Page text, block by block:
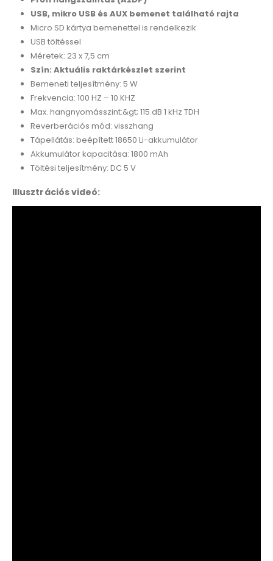
USB, mikro USB és AUX bemenet található rajta
Micro SD kártya bemenettel is rendelkezik
USB töltéssel
Méretek: 23 x 7,5 cm
Szín: Aktuális raktárkészlet szerint
Bemeneti teljesítmény: 5 W
Frekvencia: 100 HZ – 10 KHZ
Max. hangnyomásszint:&gt; 115 dB 1 kHz TDH
Reverberációs mód: visszhang
Tápellátás: beépített 18650 Li-akkumulátor
Akkumulátor kapacitása: 1800 mAh
Töltési teljesítmény: DC 5 V
Illusztrációs videó: